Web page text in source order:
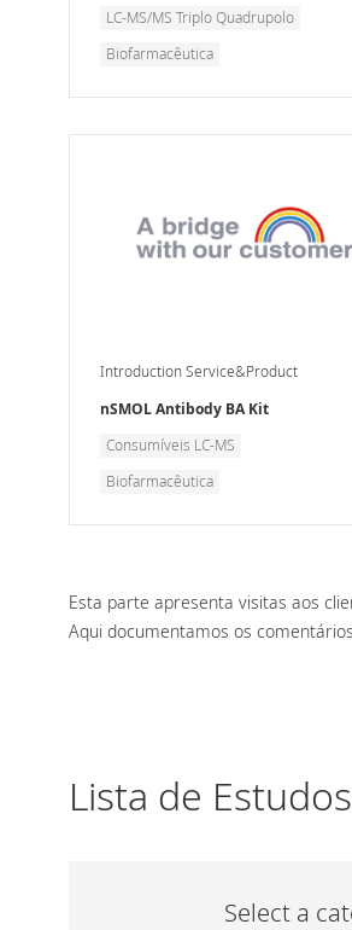
LC-MS/MS Triplo Quadrupolo
Biofarmacêutica
Introduction Service&Product
nSMOL Antibody BA Kit
Consumíveis LC-MS
Biofarmacêutica
Esta parte apresenta visitas aos
Aqui documentamos os
Lista de
Select a